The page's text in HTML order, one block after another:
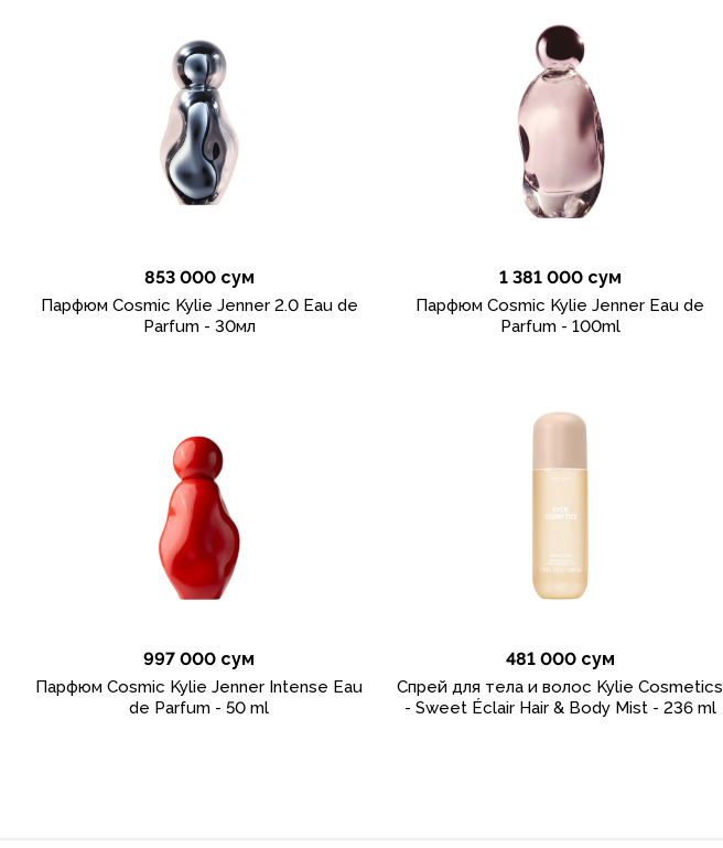
853 000 сум
Парфюм Cosmic Kylie Jenner 2.0 Eau de
Parfum - 30мл
1 381 000 сум
Парфюм Cosmic Kylie Jenner Eau de
Parfum - 100ml
997 000 сум
Парфюм Cosmic Kylie Jenner Intense Eau
de Parfum - 50 ml
481 000 сум
Спрей для тела и волос Kylie Cosmetics
- Sweet Éclair Hair & Body Mist - 236 ml